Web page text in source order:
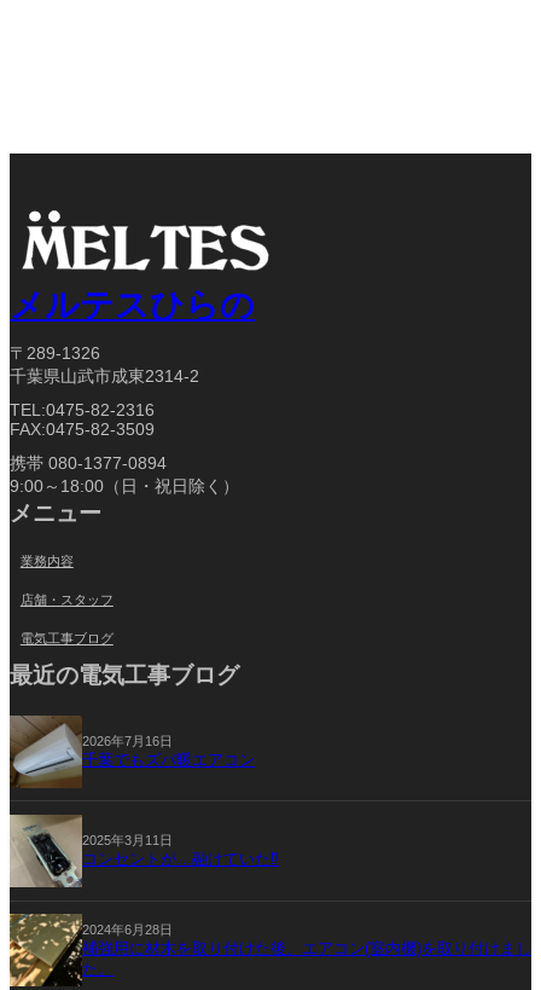
メルテスひらの
〒289-1326
千葉県山武市成東2314-2
TEL:0475-82-2316
FAX:0475-82-3509
携帯 080-1377-0894
9:00～18:00（日・祝日除く）
メニュー
業務内容
店舗・スタッフ
電気工事ブログ
最近の電気工事ブログ
2026年7月16日
千葉でもズバ暖エアコン
2025年3月11日
コンセントが…融けていた⁉
2024年6月28日
補強用に材木を取り付けた後、エアコン(室内機)を取り付けまし
た。